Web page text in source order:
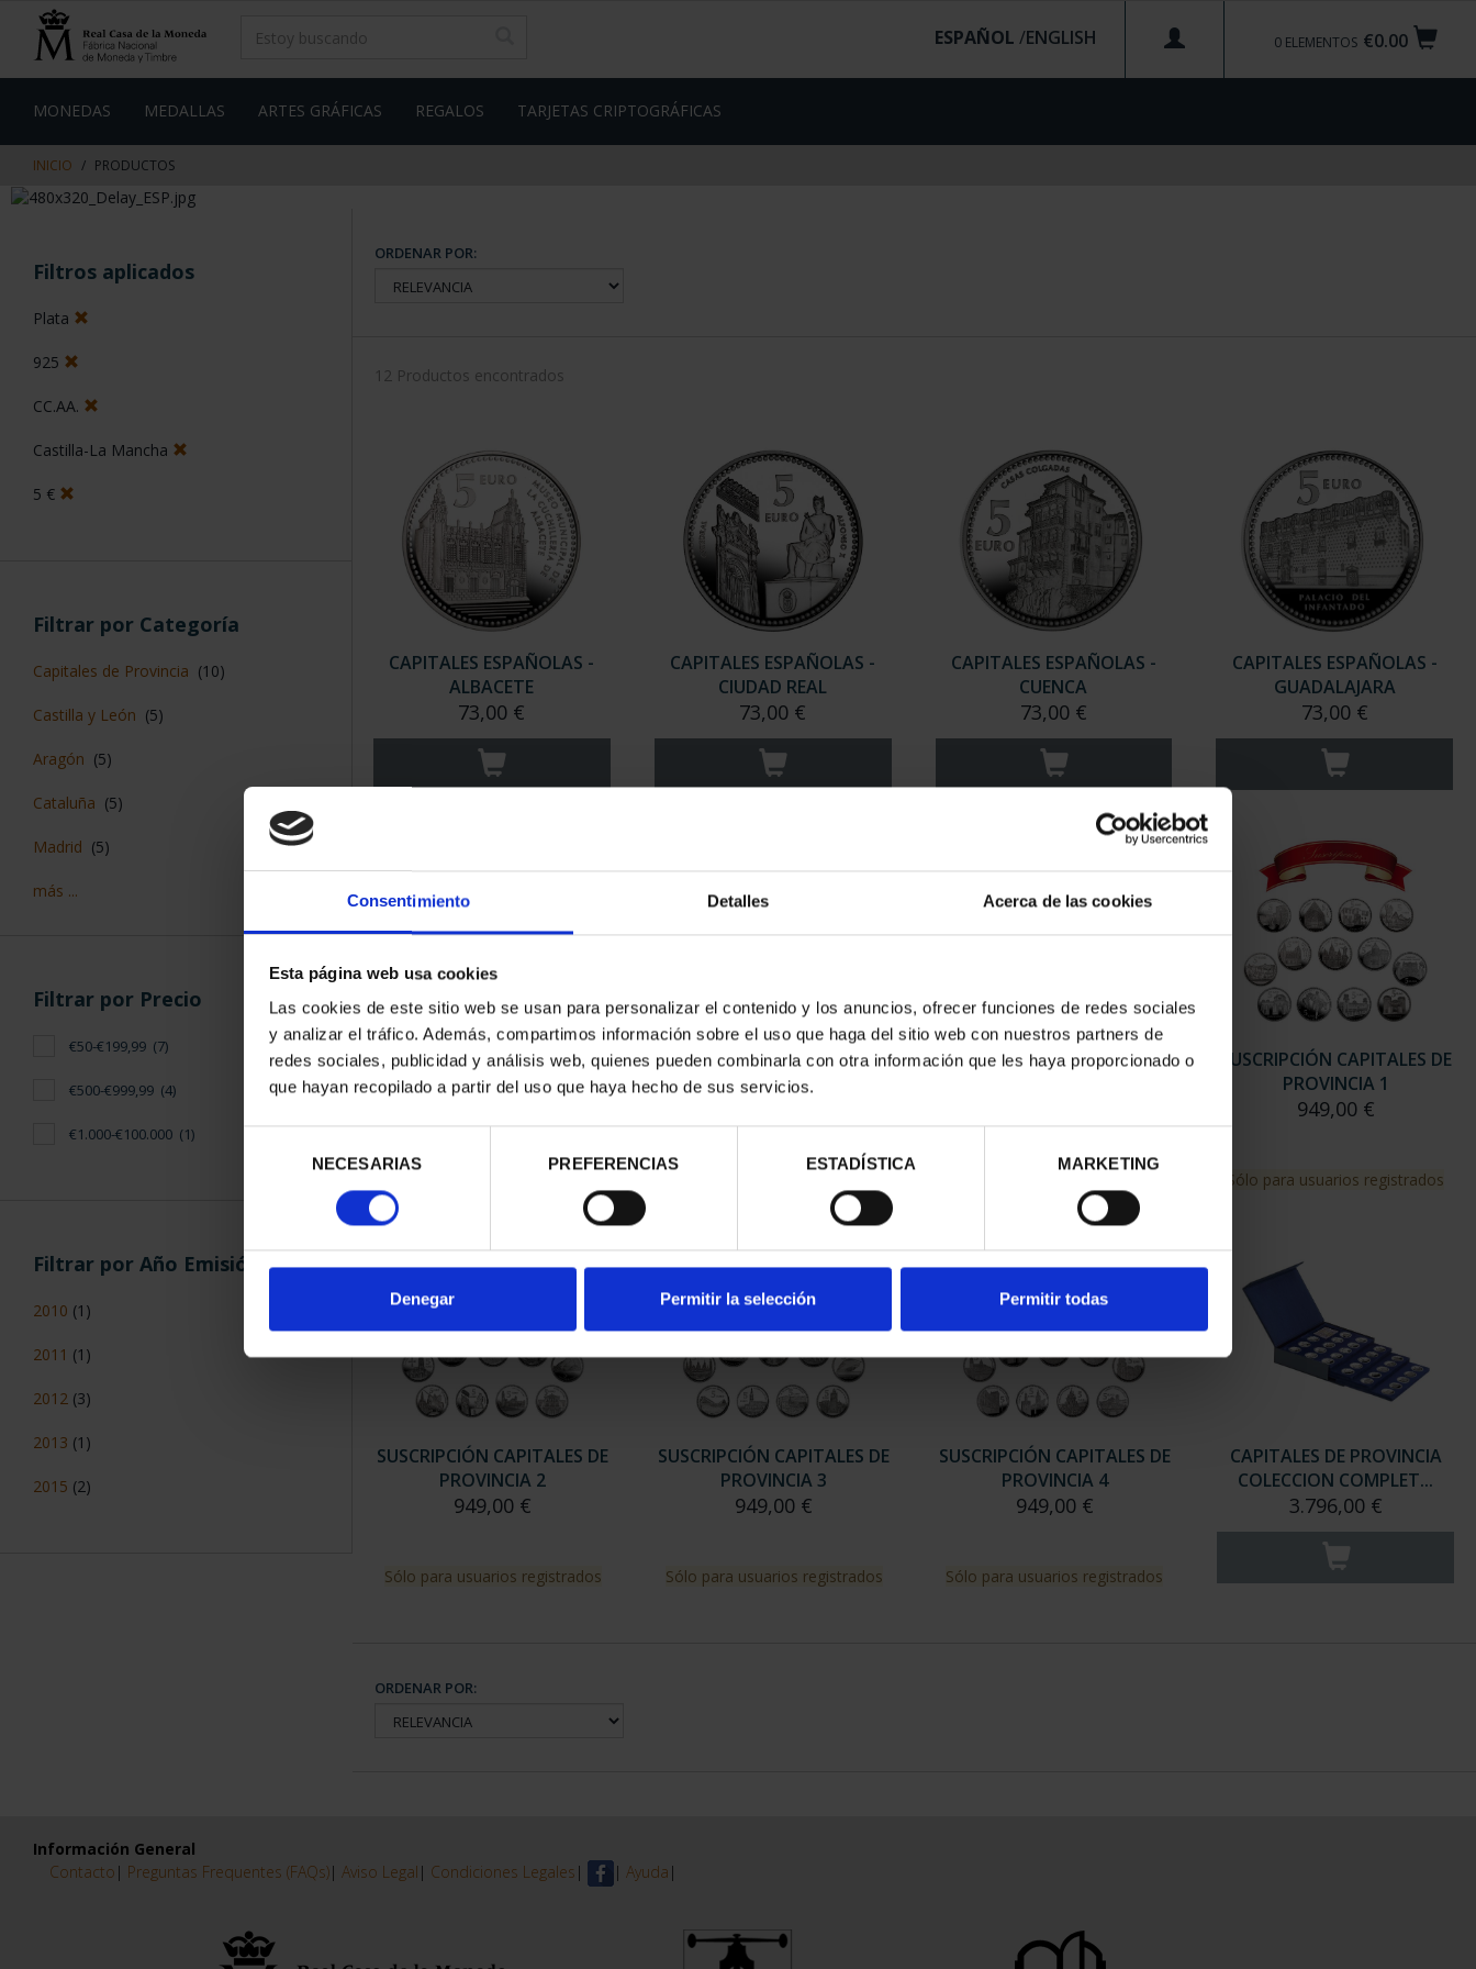
Consentimiento Detalles Acerca de las cookies
Esta página web usa cookies
Las cookies de este sitio web se usan para personalizar el contenido y los anuncios, ofrecer funciones de redes sociales
y analizar el tráfico. Además, compartimos información sobre el uso que haga del sitio web con nuestros partners de
redes sociales, publicidad y análisis web, quienes pueden combinarla con otra información que les haya proporcionado o
que hayan recopilado a partir del uso que haya hecho de sus servicios.
consentimiento
NECESARIAS PREFERENCIAS ESTADÍSTICA MARKETING
Denegar Permitir la selección Permitir todas
contenido
de
€0.00
0 ELEMENTOS
ESPAÑOL /
MONEDAS MEDALLAS ARTES GRÁFICAS REGALOS TARJETAS CRIPTOGRÁFICAS
INICIO PRODUCTOS
Filtros aplicados
Plata
925
CC.AA.
Castilla-La Mancha
5 €
Filtrar por Categoría
Capitales de Provincia (10)
Castilla y León (5)
Aragón (5)
Cataluña (5)
Madrid (5)
más ...
Filtrar por Precio
€50-€199,99 (7)
€500-€999,99 (4)
€1.000-€100.000 (1)
Filtrar por Año Emisión
2010 (1)
2011 (1)
2012 (3)
2013 (1)
2015 (2)
ORDENAR POR:
12 Productos encontrados
CAPITALES ESPAÑOLAS -
ALBACETE
73,00 €
CAPITALES ESPAÑOLAS -
CIUDAD REAL
73,00 €
CAPITALES ESPAÑOLAS -
CUENCA
73,00 €
CAPITALES ESPAÑOLAS -
GUADALAJARA
73,00 €
CAPITALES ESPAÑOLAS -
TOLEDO
CIUDADES PATRIMONIO II -
CUENCA
CIUDADES PATRIMONIO III -
SUSCRIPCIÓN CAPITALES DE
PROVINCIA 1
949,00 €
Sólo para usuarios registrados
SUSCRIPCIÓN CAPITALES DE
PROVINCIA 2
949,00 €
Sólo para usuarios registrados
SUSCRIPCIÓN CAPITALES DE
PROVINCIA 3
949,00 €
Sólo para usuarios registrados
SUSCRIPCIÓN CAPITALES DE
PROVINCIA 4
949,00 €
Sólo para usuarios registrados
CAPITALES DE PROVINCIA
COLECCION COMPLET...
3.796,00 €
ORDENAR POR:
Información General
Contacto | Preguntas Frequentes (FAQs)| Aviso Legal | Condiciones Legales | | Ayuda |